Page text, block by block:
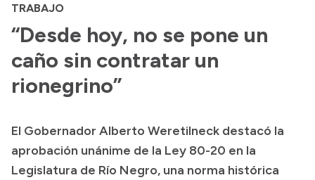
Normativa
Historia
TRABAJO
“Desde hoy, no se pone un
caño sin contratar un
rionegrino”
El Gobernador Alberto Weretilneck destacó la
aprobación unánime de la Ley 80-20 en la
Legislatura de Río Negro, una norma histórica